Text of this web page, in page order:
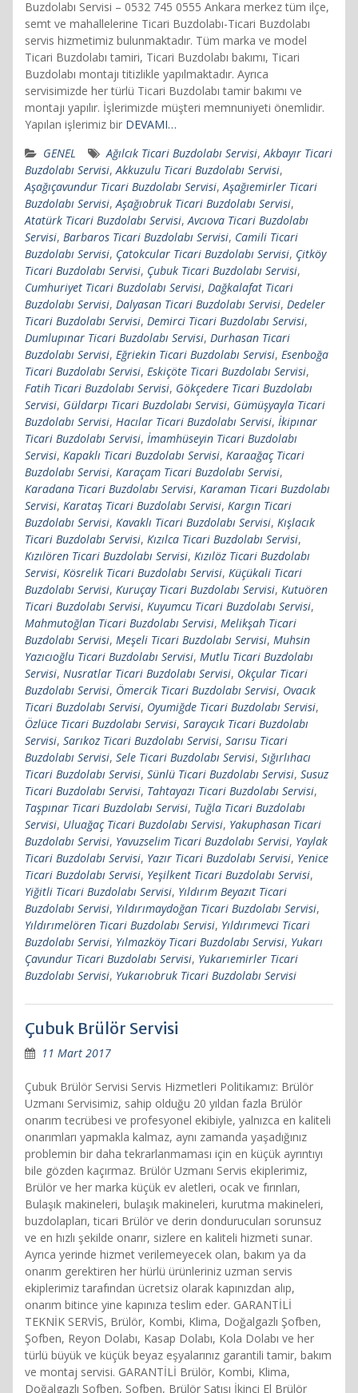
Buzdolabı Servisi – 0532 745 0555 Ankara merkez tüm ilçe,
semt ve mahallelerine Ticari Buzdolabı-Ticari Buzdolabı
servis hizmetimiz bulunmaktadır. Tüm marka ve model
Ticari Buzdolabı tamiri, Ticari Buzdolabı bakımı, Ticari
Buzdolabı montajı titizlikle yapılmaktadır. Ayrıca
servisimizde her türlü Ticari Buzdolabı tamir bakımı ve
montajı yapılır. İşlerimizde müşteri memnuniyeti önemlidir.
Yapılan işlerimiz bir DEVAMI…
GENEL
Ağılcık Ticari Buzdolabı Servisi,Akbayır Ticari
Buzdolabı Servisi,Akkuzulu Ticari Buzdolabı Servisi,
Aşağıçavundur Ticari Buzdolabı Servisi,Aşağıemirler Ticari
Buzdolabı Servisi,Aşağıobruk Ticari Buzdolabı Servisi,
Atatürk Ticari Buzdolabı Servisi,Avcıova Ticari Buzdolabı
Servisi, Barbaros Ticari Buzdolabı Servisi, Camili Ticari
Buzdolabı Servisi, Çatokcular Ticari Buzdolabı Servisi, Çitköy
Ticari Buzdolabı Servisi, Çubuk Ticari Buzdolabı Servisi,
Cumhuriyet Ticari Buzdolabı Servisi, Dağkalafat Ticari
Buzdolabı Servisi, Dalyasan Ticari Buzdolabı Servisi, Dedeler
Ticari Buzdolabı Servisi, Demirci Ticari Buzdolabı Servisi,
Dumlupınar Ticari Buzdolabı Servisi, Durhasan Ticari
Buzdolabı Servisi, Eğriekin Ticari Buzdolabı Servisi, Esenboğa
Ticari Buzdolabı Servisi, Eskiçöte Ticari Buzdolabı Servisi,
Fatih Ticari Buzdolabı Servisi, Gökçedere Ticari Buzdolabı
Servisi, Güldarpı Ticari Buzdolabı Servisi, Gümüşyayla Ticari
Buzdolabı Servisi, Hacılar Ticari Buzdolabı Servisi, İkipınar
Ticari Buzdolabı Servisi, İmamhüseyin Ticari Buzdolabı
Servisi, Kapaklı Ticari Buzdolabı Servisi, Karaağaç Ticari
Buzdolabı Servisi, Karaçam Ticari Buzdolabı Servisi,
Karadana Ticari Buzdolabı Servisi, Karaman Ticari Buzdolabı
Servisi, Karataş Ticari Buzdolabı Servisi, Kargın Ticari
Buzdolabı Servisi, Kavaklı Ticari Buzdolabı Servisi, Kışlacık
Ticari Buzdolabı Servisi, Kızılca Ticari Buzdolabı Servisi,
Kızılören Ticari Buzdolabı Servisi, Kızılöz Ticari Buzdolabı
Servisi, Kösrelik Ticari Buzdolabı Servisi, Küçükali Ticari
Buzdolabı Servisi, Kuruçay Ticari Buzdolabı Servisi, Kutuören
Ticari Buzdolabı Servisi, Kuyumcu Ticari Buzdolabı Servisi,
Mahmutoğlan Ticari Buzdolabı Servisi, Melikşah Ticari
Buzdolabı Servisi, Meşeli Ticari Buzdolabı Servisi, Muhsin
Yazıcıoğlu Ticari Buzdolabı Servisi, Mutlu Ticari Buzdolabı
Servisi, Nusratlar Ticari Buzdolabı Servisi, Okçular Ticari
Buzdolabı Servisi, Ömercik Ticari Buzdolabı Servisi, Ovacık
Ticari Buzdolabı Servisi, Oyumiğde Ticari Buzdolabı Servisi,
Özlüce Ticari Buzdolabı Servisi, Saraycık Ticari Buzdolabı
Servisi, Sarıkoz Ticari Buzdolabı Servisi, Sarısu Ticari
Buzdolabı Servisi, Sele Ticari Buzdolabı Servisi, Sığırlıhacı
Ticari Buzdolabı Servisi, Sünlü Ticari Buzdolabı Servisi, Susuz
Ticari Buzdolabı Servisi, Tahtayazı Ticari Buzdolabı Servisi,
Taşpınar Ticari Buzdolabı Servisi, Tuğla Ticari Buzdolabı
Servisi, Uluağaç Ticari Buzdolabı Servisi, Yakuphasan Ticari
Buzdolabı Servisi, Yavuzselim Ticari Buzdolabı Servisi, Yaylak
Ticari Buzdolabı Servisi, Yazır Ticari Buzdolabı Servisi, Yenice
Ticari Buzdolabı Servisi, Yeşilkent Ticari Buzdolabı Servisi,
Yiğitli Ticari Buzdolabı Servisi, Yıldırım Beyazıt Ticari
Buzdolabı Servisi, Yıldırımaydoğan Ticari Buzdolabı Servisi,
Yıldırımelören Ticari Buzdolabı Servisi, Yıldırımevci Ticari
Buzdolabı Servisi, Yılmazköy Ticari Buzdolabı Servisi, Yukarı
Çavundur Ticari Buzdolabı Servisi, Yukarıemirler Ticari
Buzdolabı Servisi, Yukarıobruk Ticari Buzdolabı Servisi
Çubuk Brülör Servisi
11 Mart 2017
Çubuk Brülör Servisi Servis Hizmetleri Politikamız: Brülör
Uzmanı Servisimiz, sahip olduğu 20 yıldan fazla Brülör
onarım tecrübesi ve profesyonel ekibiyle, yalnızca en kaliteli
onarımları yapmakla kalmaz, aynı zamanda yaşadığınız
problemin bir daha tekrarlanmaması için en küçük ayrıntıyı
bile gözden kaçırmaz. Brülör Uzmanı Servis ekiplerimiz,
Brülör ve her marka küçük ev aletleri, ocak ve fırınları,
Bulaşık makineleri, bulaşık makineleri, kurutma makineleri,
buzdolapları, ticari Brülör ve derin dondurucuları sorunsuz
ve en hızlı şekilde onarır, sizlere en kaliteli hizmeti sunar.
Ayrıca yerinde hizmet verilemeyecek olan, bakım ya da
onarım gerektiren her hürlü ürünleriniz uzman servis
ekiplerimiz tarafından ücretsiz olarak kapınızdan alıp,
onarım bitince yine kapınıza teslim eder. GARANTİLİ
TEKNİK SERVİS, Brülör, Kombi, Klima, Doğalgazlı Şofben,
Şofben, Reyon Dolabı, Kasap Dolabı, Kola Dolabı ve her
türlü büyük ve küçük beyaz eşyalarınız garantili tamir, bakım
ve montaj servisi. GARANTİLİ Brülör, Kombi, Klima,
Doğalgazlı Şofben, Şofben, Brülör Satışı İkinci El Brülör